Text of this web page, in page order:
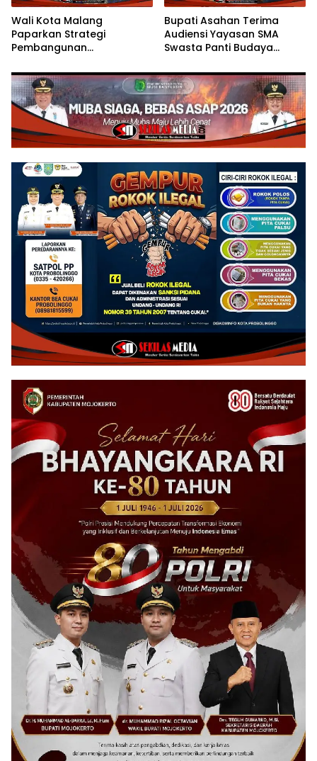
Wali Kota Malang
Paparkan Strategi
Pembangunan
Nasional CNN Indonesia
Bupati Asahan Terima
Audiensi Yayasan SMA
Swasta Panti Budaya
Grace Natalie Sagala